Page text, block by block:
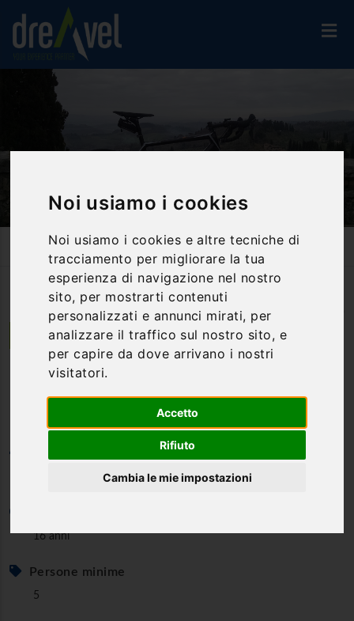
Noi usiamo i cookies
Noi usiamo i cookies e altre tecniche di
tracciamento per migliorare la tua
esperienza di navigazione nel nostro
sito, per mostrarti contenuti
personalizzati e annunci mirati, per
analizzare il traffico sul nostro sito, e
per capire da dove arrivano i nostri
visitatori.
Accetto
Rifiuto
Cambia le mie impostazioni
Attività Ed Esperienze
Bike & E-Bike
La Via Francigena In Mountain Bike
Photoby
Monteriggioni | Toscana
La via Francigena in Mountain
Bike
16 anni
Persone minime
5